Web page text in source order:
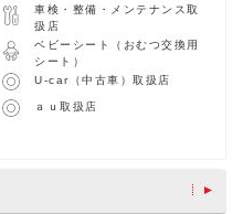
車検・整備・メンテナンス取
扱店
ベビーシート（おむつ交換用
シート）
U-car（中古車）取扱店
ａｕ取扱店